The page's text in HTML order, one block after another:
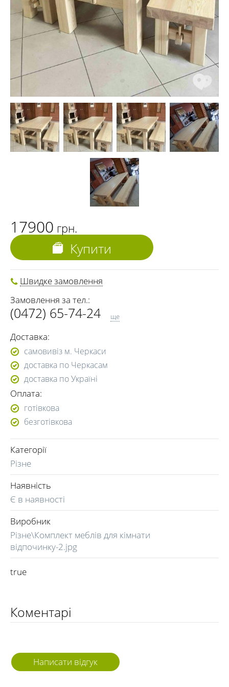
17900 грн.
Купити
Швидке замовлення
Замовлення за тел.:
(0472) 65-74-24
(096) 288-07-57
ще
Доставка:
самовивіз м. Черкаси
доставка по Черкасам
доставка по Україні
Оплата:
готівкова
безготівкова
Категорії
Різне
Наявність
Є в наявності
Виробник
Різне\Комплект меблів для кімнати
відпочинку-2.jpg
true
Коментарі
Написати відгук